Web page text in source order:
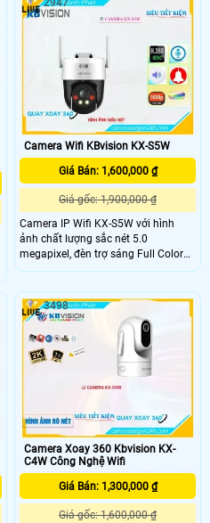
xoay 360 độ và chuẩn IP67 giúp
cho camera có thể lắp đặt được ở
những vị trí ngoài trời hoặc bụi bẩn
hay nhiệt độ cao mà vẫn bảo đảm
được độ bền cho camera.
Camera Wifi KBvision KX-S5W
Giá Bán: 1,600,000 ₫
Giá gốc: 1,900,000 ₫
Camera IP Wifi KX-S5W với hình
ảnh chất lượng sắc nét 5.0
megapixel, đèn trợ sáng Full Color
30m, khả năng xoay 360 độ, thu âm
Camera Xoay 360 Kbvision KX-
C4W Công Nghệ Wifi
Giá Bán: 1,300,000 ₫
Giá gốc: 1,600,000 ₫
3498